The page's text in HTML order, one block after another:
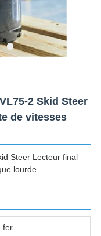
2 Skid Steer
de vitesses
Steer Lecteur final
lourde
fer